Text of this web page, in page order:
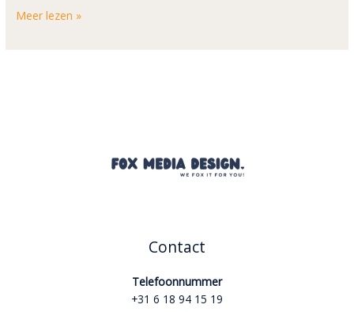
Meer lezen »
Contact
Telefoonnummer
+31 6 18 94 15 19